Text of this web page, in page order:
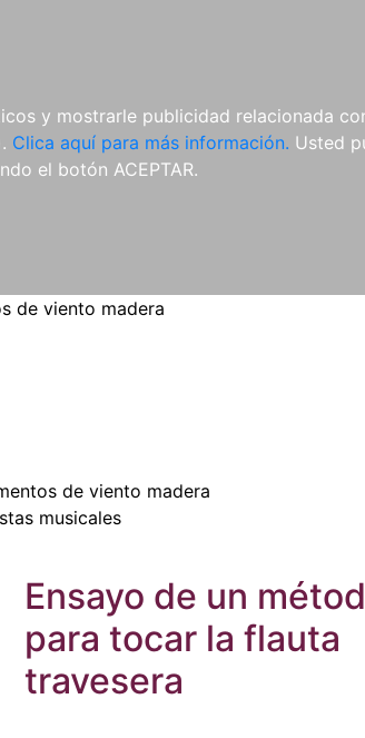
y mostrarle publicidad relacionada
Clica aquí para más información. Usted
el botón ACEPTAR.
REVISTAS
CDS Y
DVDS
MATERIAL
de viento madera
de viento madera
musicales
Ensayo de un
para tocar la flauta
travesera